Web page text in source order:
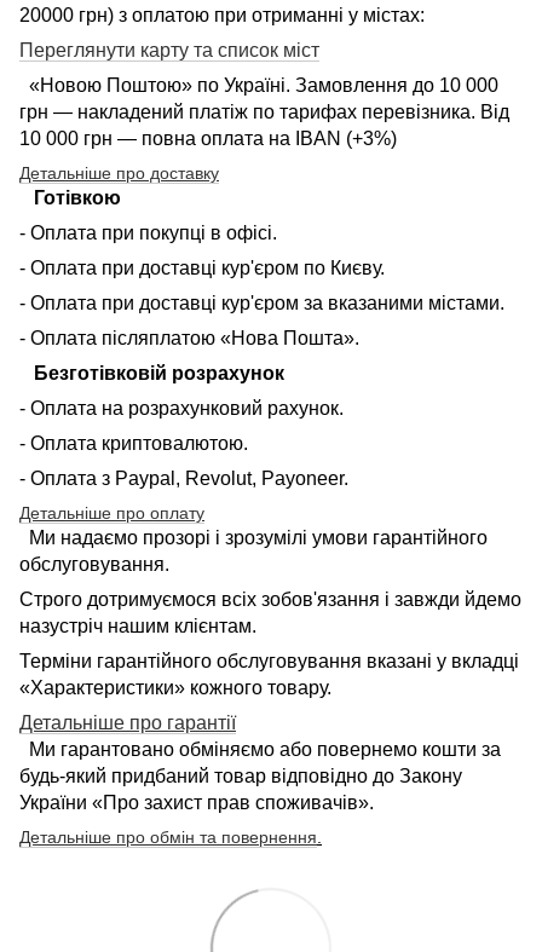
20000 грн) з оплатою при отриманні у містах:
Переглянути карту та список міст
«Новою Поштою» по Україні. Замовлення до 10 000
грн — накладений платіж по тарифах перевізника. Від
10 000 грн — повна оплата на IBAN (+3%)
Детальніше про доставку
Готівкою
- Оплата при покупці в офісі.
- Оплата при доставці кур'єром по Києву.
- Оплата при доставці кур'єром за вказаними містами.
- Оплата післяплатою «Нова Пошта».
Безготівковій розрахунок
- Оплата на розрахунковий рахунок.
- Оплата криптовалютою.
- Оплата з Paypal, Revolut, Payoneer.
Детальніше про оплату
Ми надаємо прозорі і зрозумілі умови гарантійного
обслуговування.
Строго дотримуємося всіх зобов'язання і завжди йдемо
назустріч нашим клієнтам.
Терміни гарантійного обслуговування вказані у вкладці
«Характеристики» кожного товару.
Детальніше про гарантії
Ми гарантовано обміняємо або повернемо кошти за
будь-який придбаний товар відповідно до Закону
України «Про захист прав споживачів».
Детальніше про обмін та повернення